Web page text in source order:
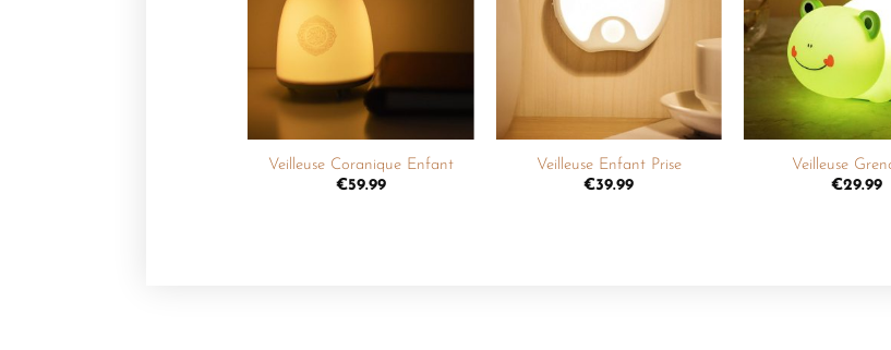
Veilleuse Coranique Enfant
€59.99
liste de
souhaits
+
Veilleuse Enfant Prise
€39.99
+
Veilleuse
€29.99